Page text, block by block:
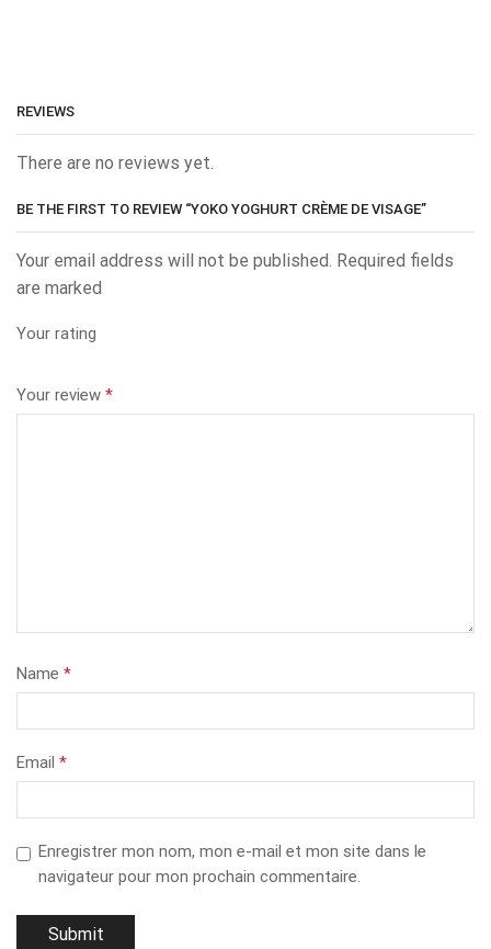
REVIEWS
There are no reviews yet.
BE THE FIRST TO REVIEW “YOKO YOGHURT CRÈME DE VISAGE”
Your email address will not be published. Required fields
are marked
Your rating
Your review *
Name *
Email *
Enregistrer mon nom, mon e-mail et mon site dans le
navigateur pour mon prochain commentaire.